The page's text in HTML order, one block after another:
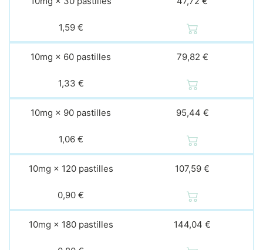
1,59 €
10mg × 60 pastilles 79,82 €
1,33 €
10mg × 90 pastilles 95,44 €
1,06 €
10mg × 120 pastilles 107,59 €
0,90 €
10mg × 180 pastilles 144,04 €